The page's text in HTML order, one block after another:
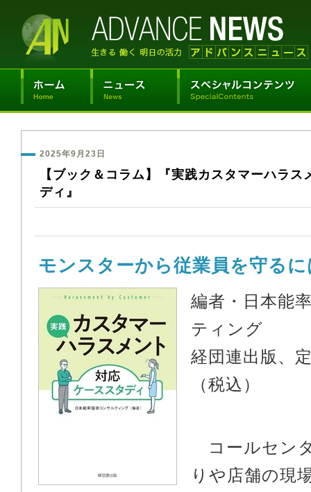
2025年9月23日
【ブック＆コラム】『実践カスタマーハラ
ディ』
モンスターから従業員を守る
編者・日本能
ティング
経団連出版、
（税込）
コールセン
りや店舗の現